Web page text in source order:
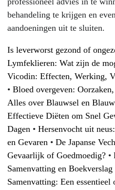
behandeling te krijgen en
aandoeningen uit te sluiten.
Is leverworst gezond of
Lymfeklieren: Wat zijn de
Vicodin: Effecten, Werking,
• Bloed overgeven:
Alles over Blauwsel en
Effectieve Diëten om Snel
Dagen • Hersenvocht uit
en Gevaren • De Japanse
Gevaarlijk of Goedmoedig? •
Samenvatting en Boekverslag
Samenvatting: Een essentieel